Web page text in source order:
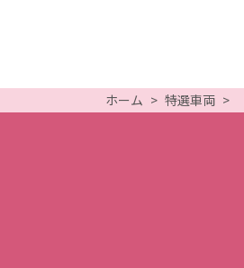
ホーム 特選車両